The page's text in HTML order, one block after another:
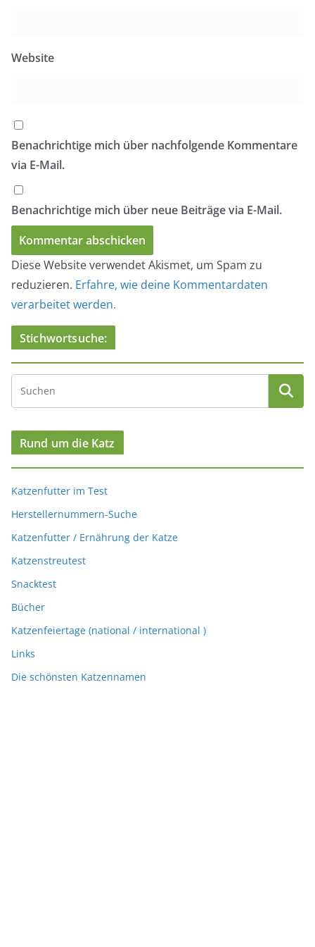
Website
Benachrichtige mich über nachfolgende Kommentare
via E-Mail.
Benachrichtige mich über neue Beiträge via E-Mail.
Diese Website verwendet Akismet, um Spam zu
reduzieren. Erfahre, wie deine Kommentardaten
verarbeitet werden.
Stichwortsuche:
Rund um die Katz
Katzenfutter im Test
Herstellernummern-Suche
Katzenfutter / Ernährung der Katze
Katzenstreutest
Snacktest
Bücher
Katzenfeiertage (national / international )
Links
Die schönsten Katzennamen